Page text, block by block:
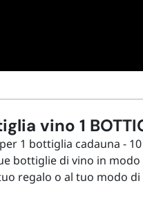
vino 1
1 bottiglia cadauna -
bottiglie di vino in
regalo o al tuo modo